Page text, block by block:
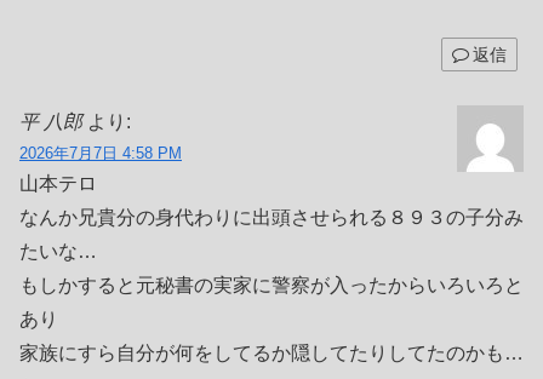
返信
平 八郎 より:
2026年7月7日 4:58 PM
山本テロ
なんか兄貴分の身代わりに出頭させられる８９３の子分み
たいな…
もしかすると元秘書の実家に警察が入ったからいろいろと
あり
家族にすら自分が何をしてるか隠してたりしてたのかも…